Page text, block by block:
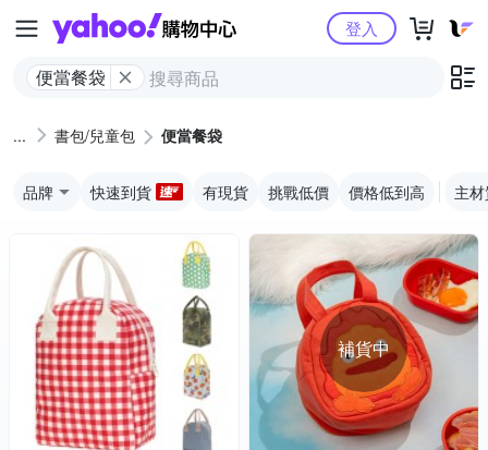
Yahoo購物中心
便當餐袋
登入
書包/兒童包 便當餐袋
品牌 快速到貨 有現貨 挑戰低價 價格低到高 主
補貨中